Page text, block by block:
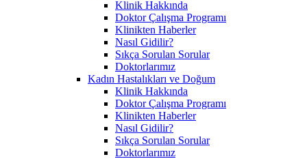
Klinik Hakkında
Doktor Çalışma Programı
Klinikten Haberler
Nasıl Gidilir?
Sıkça Sorulan Sorular
Doktorlarımız
Kadın Hastalıkları ve Doğum
Klinik Hakkında
Doktor Çalışma Programı
Klinikten Haberler
Nasıl Gidilir?
Sıkça Sorulan Sorular
Doktorlarımız